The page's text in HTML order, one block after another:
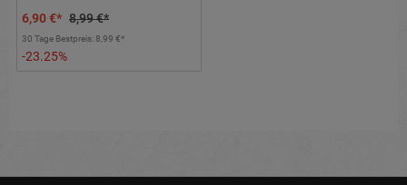
6,90 €* 8,99 €*
30 Tage Bestpreis: 8,99 €*
-23.25%